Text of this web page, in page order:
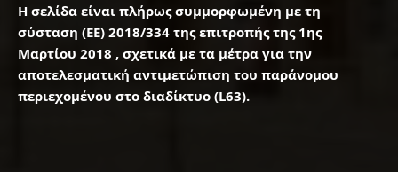
Η σελίδα είναι πλήρως συμμορφωμένη με τη
σύσταση (ΕΕ) 2018/334 της επιτροπής της 1ης
Μαρτίου 2018 , σχετικά με τα μέτρα για την
αποτελεσματική αντιμετώπιση του παράνομου
περιεχομένου στο διαδίκτυο (L63).